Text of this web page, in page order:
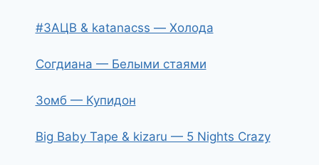
#ЗАЦВ & katanacss — Холода
Согдиана — Белыми стаями
Зомб — Купидон
Big Baby Tape & kizaru — 5 Nights Crazy